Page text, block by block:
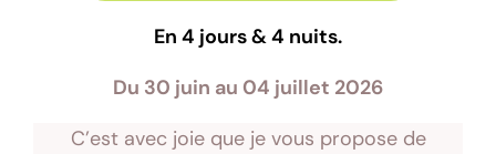
En 4 jours & 4 nuits.
Du 30 juin au 04 juillet 2026
C’est avec joie que je vous propose de